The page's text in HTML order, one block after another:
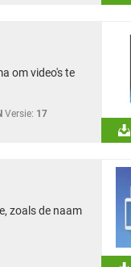
om video's te
Versie: 17
zoals de naam